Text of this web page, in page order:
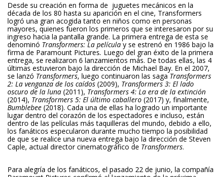
Desde su creación en forma de juguetes mecánicos en la
década de los 80 hasta su aparición en el cine, Transformers
logró una gran acogida tanto en niños como en personas
mayores, quienes fueron los primeros que se interesaron por su
ingreso hacia la pantalla grande. La primera entrega de esta se
denominó Transformers: La películay se estrenó en 1986 bajo la
firma de Paramount Pictures. Luego del gran éxito de la primera
entrega, se realizaron 6 lanzamientos más. De todas ellas, las 4
últimas estuvieron bajo la dirección de Michael Bay. En el 2007,
se lanzó Transformers, luego continuaron las sagaTransformers
2: La venganza de los caídos (2009), Transformers 3: El lado
oscuro de la luna (2011), Transformers 4: La era de la extinción
(2014), Transformers 5: El último caballero (2017) y, finalmente,
Bumblebee (2018). Cada una de ellas ha logrado un importante
lugar dentro del corazón de los espectadores e incluso, están
dentro de las películas más taquilleras del mundo, debido a ello,
los fanáticos especularon durante mucho tiempo la posibilidad
de que se realice una nueva entrega bajo la dirección de Steven
Caple, actual director cinematográfico de Transformers.
Para alegría de los fanáticos, el pasado 22 de junio, la compañía